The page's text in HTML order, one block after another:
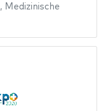
, Medizinische